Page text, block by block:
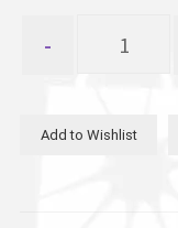
товара
Вкусные
Add to Wishlist